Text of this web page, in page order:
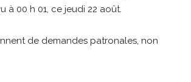
à 00 h 01, ce jeudi 22 août.
de demandes patronales, non